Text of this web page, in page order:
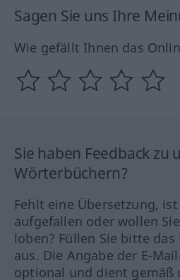
Sagen Sie uns Ihre
Wie gefällt Ihnen das
Sie haben Feedback zu
Wörterbüchern?
Fehlt eine Übersetzung,
aufgefallen oder wollen
loben? Füllen Sie bitte das
aus. Die Angabe der E-
optional und dient gemäß